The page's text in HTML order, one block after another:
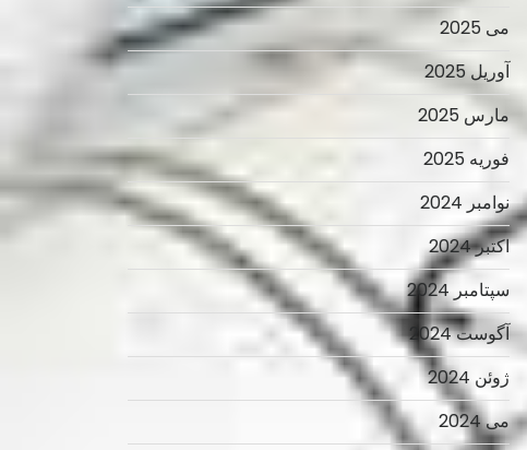
می 2025
آوریل 2025
مارس 2025
فوریه 2025
نوامبر 2024
اکتبر 2024
سپتامبر 2024
آگوست 2024
ژوئن 2024
می 2024